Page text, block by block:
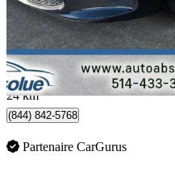
18 995 $
211 $/mois env.
Boisbriand, QC
24 km
(844) 842-5768
Partenaire CarGurus